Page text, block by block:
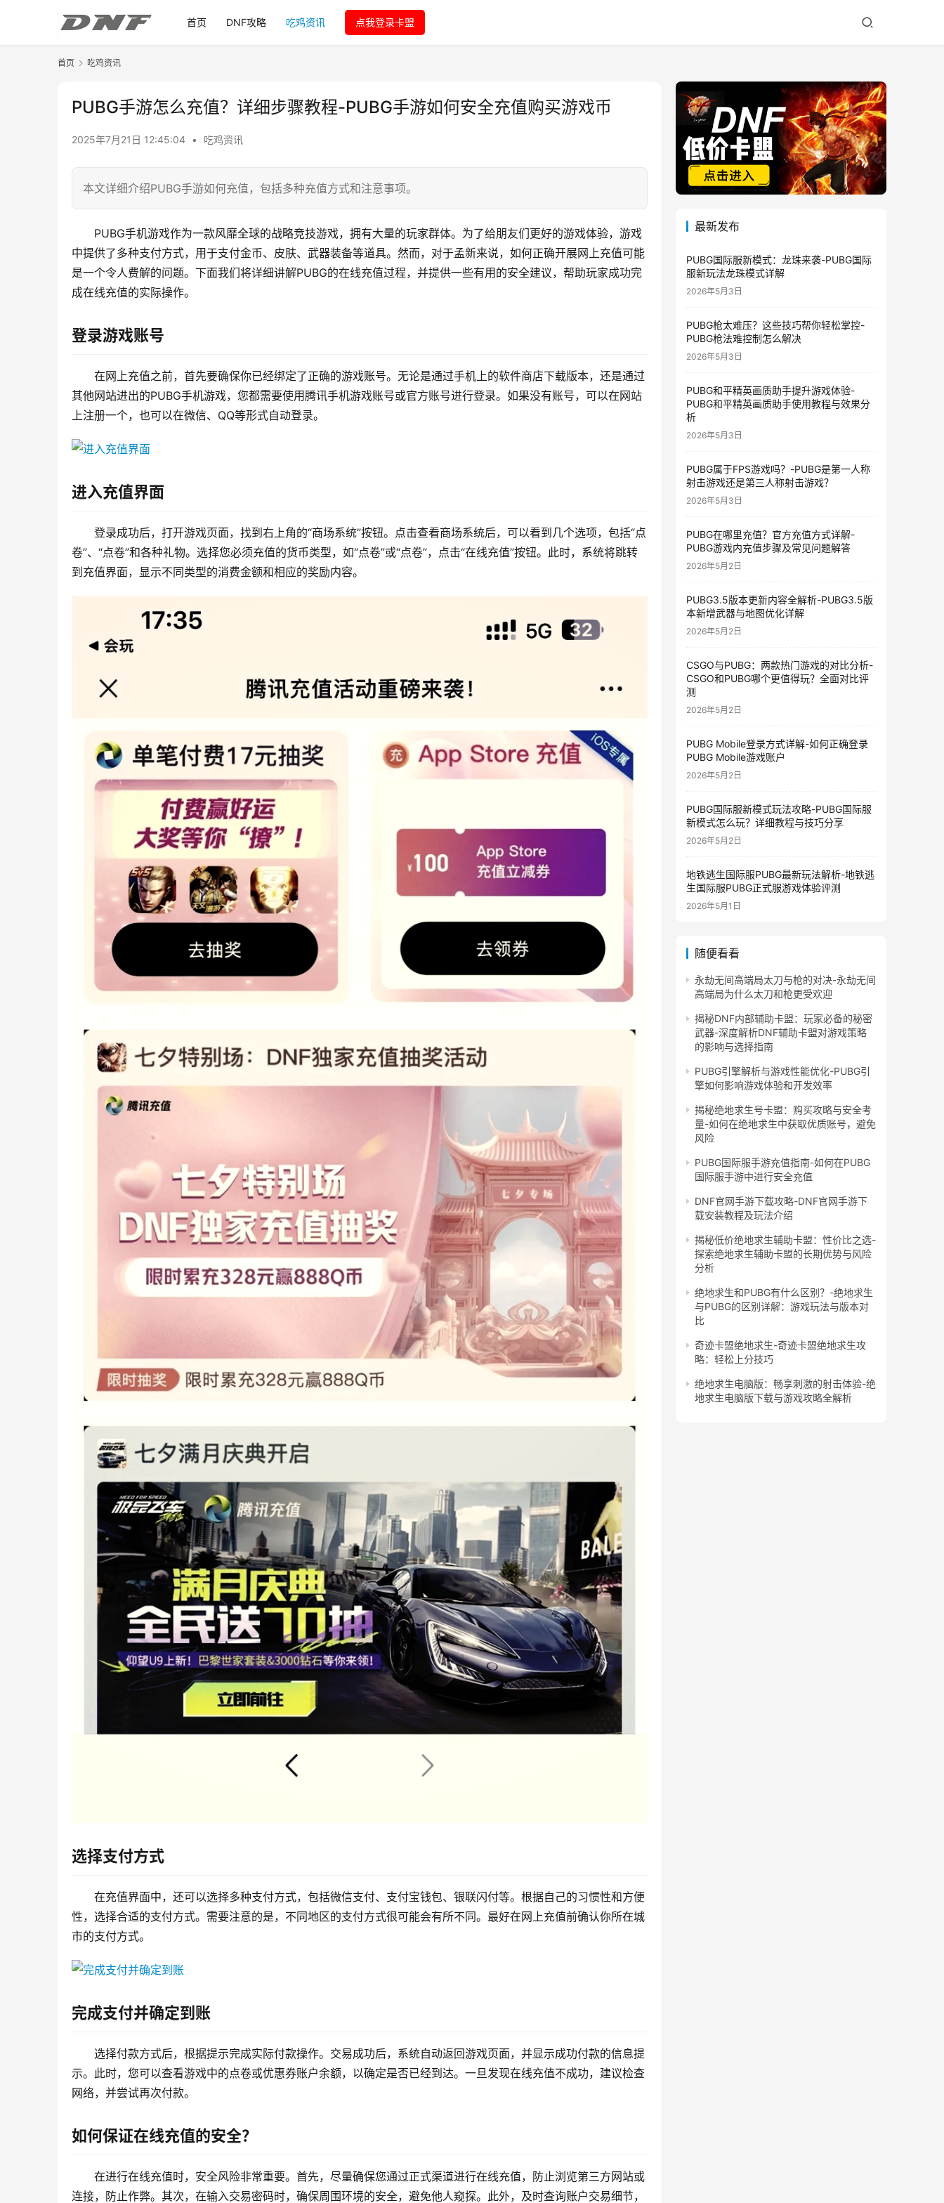
首页 DNF攻略 吃鸡资讯 点我登录卡盟
首页 吃鸡资讯
PUBG手游怎么充值？详细步骤教程-PUBG手游如何安全充值购买游戏币
2025年7月21日 12:45:04 • 吃鸡资讯
本文详细介绍PUBG手游如何充值，包括多种充值方式和注意事项。
PUBG手机游戏作为一款风靡全球的战略竞技游戏，拥有大量的玩家群体。为了给朋友们更好的游戏体验，游戏
中提供了多种支付方式，用于支付金币、皮肤、武器装备等道具。然而，对于孟新来说，如何正确开展网上充值可能
是一个令人费解的问题。下面我们将详细讲解PUBG的在线充值过程，并提供一些有用的安全建议，帮助玩家成功完
成在线充值的实际操作。
登录游戏账号
在网上充值之前，首先要确保你已经绑定了正确的游戏账号。无论是通过手机上的软件商店下载版本，还是通过
其他网站进出的PUBG手机游戏，您都需要使用腾讯手机游戏账号或官方账号进行登录。如果没有账号，可以在网站
上注册一个，也可以在微信、QQ等形式自动登录。
进入充值界面
登录成功后，打开游戏页面，找到右上角的“商场系统”按钮。点击查看商场系统后，可以看到几个选项，包括“点
卷”、“点卷”和各种礼物。选择您必须充值的货币类型，如“点卷”或“点卷”，点击“在线充值”按钮。此时，系统将跳转
到充值界面，显示不同类型的消费金额和相应的奖励内容。
选择支付方式
在充值界面中，还可以选择多种支付方式，包括微信支付、支付宝钱包、银联闪付等。根据自己的习惯性和方便
性，选择合适的支付方式。需要注意的是，不同地区的支付方式很可能会有所不同。最好在网上充值前确认你所在城
市的支付方式。
完成支付并确定到账
选择付款方式后，根据提示完成实际付款操作。交易成功后，系统自动返回游戏页面，并显示成功付款的信息提
示。此时，您可以查看游戏中的点卷或优惠券账户余额，以确定是否已经到达。一旦发现在线充值不成功，建议检查
网络，并尝试再次付款。
如何保证在线充值的安全？
在进行在线充值时，安全风险非常重要。首先，尽量确保您通过正式渠道进行在线充值，防止浏览第三方网站或
连接，防止作弊。其次，在输入交易密码时，确保周围环境的安全，避免他人窥探。此外，及时查询账户交易细节，
最新发布
PUBG国际服新模式：龙珠来袭-PUBG国际
服新玩法龙珠模式详解
2026年5月3日
PUBG枪太难压？这些技巧帮你轻松掌控-
PUBG枪法难控制怎么解决
2026年5月3日
PUBG和平精英画质助手提升游戏体验-
PUBG和平精英画质助手使用教程与效果分
析
2026年5月3日
PUBG属于FPS游戏吗？-PUBG是第一人称
射击游戏还是第三人称射击游戏？
2026年5月3日
PUBG在哪里充值？官方充值方式详解-
PUBG游戏内充值步骤及常见问题解答
2026年5月2日
PUBG3.5版本更新内容全解析-PUBG3.5版
本新增武器与地图优化详解
2026年5月2日
CSGO与PUBG：两款热门游戏的对比分析-
CSGO和PUBG哪个更值得玩？全面对比评
测
2026年5月2日
PUBG Mobile登录方式详解-如何正确登录
PUBG Mobile游戏账户
2026年5月2日
PUBG国际服新模式玩法攻略-PUBG国际服
新模式怎么玩？详细教程与技巧分享
2026年5月2日
地铁逃生国际服PUBG最新玩法解析-地铁逃
生国际服PUBG正式服游戏体验评测
2026年5月1日
随便看看
永劫无间高端局太刀与枪的对决-永劫无间
高端局为什么太刀和枪更受欢迎
揭秘DNF内部辅助卡盟：玩家必备的秘密
武器-深度解析DNF辅助卡盟对游戏策略
的影响与选择指南
PUBG引擎解析与游戏性能优化-PUBG引
擎如何影响游戏体验和开发效率
揭秘绝地求生号卡盟：购买攻略与安全考
量-如何在绝地求生中获取优质账号，避免
风险
PUBG国际服手游充值指南-如何在PUBG
国际服手游中进行安全充值
DNF官网手游下载攻略-DNF官网手游下
载安装教程及玩法介绍
揭秘低价绝地求生辅助卡盟：性价比之选-
探索绝地求生辅助卡盟的长期优势与风险
分析
绝地求生和PUBG有什么区别？-绝地求生
与PUBG的区别详解：游戏玩法与版本对
比
奇迹卡盟绝地求生-奇迹卡盟绝地求生攻
略：轻松上分技巧
绝地求生电脑版：畅享刺激的射击体验-绝
地求生电脑版下载与游戏攻略全解析